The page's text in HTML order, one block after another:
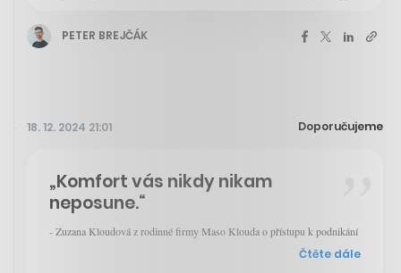
PETER BREJČÁK
18. 12. 2024 21:01 Doporučujeme
„Komfort vás nikdy nikam
neposune.“
- Zuzana Kloudová z rodinné firmy Maso Klouda o přístupu k podnikání
Čtěte dále